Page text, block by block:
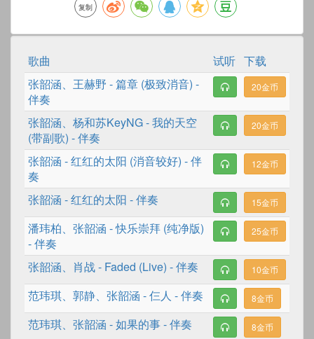
复制
歌曲 试听 下载
张韶涵、 王赫野 -篇章 (极致消音) -
伴奏
20金币
张韶涵、 杨和苏KeyNG-我的天空
(带副歌) - 伴奏
20金币
张韶涵 -红红的太阳 (消音较好) - 伴
奏
12金币
张韶涵 -红红的太阳 - 伴奏 15金币
潘玮柏、 张韶涵 -快乐崇拜 (纯净版)
- 伴奏
25金币
张韶涵、 肖战- Faded (Live) - 伴奏 10金币
范玮琪、 郭静、 张韶涵 -仨人 - 伴奏 8金币
范玮琪、 张韶涵 -如果的事- 伴奏 8金币